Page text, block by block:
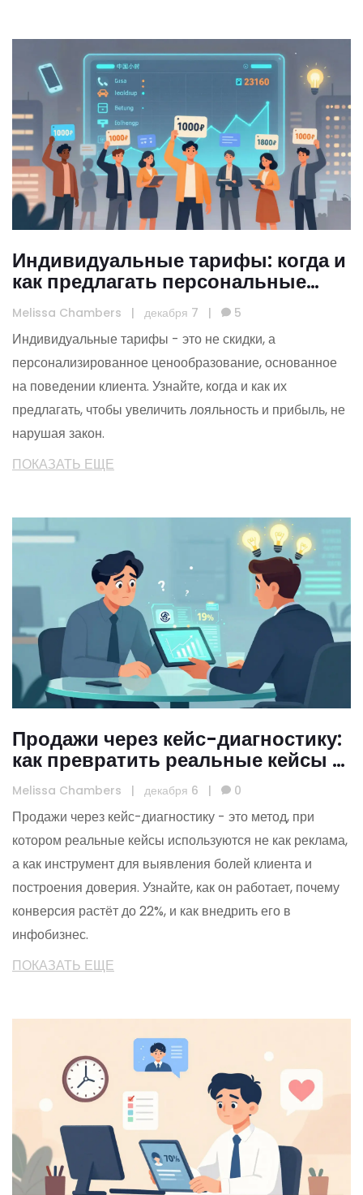
Индивидуальные тарифы: когда и
как предлагать персональные
условия клиентам
Melissa Chambers | декабря 7 | 5
Индивидуальные тарифы - это не скидки, а
персонализированное ценообразование, основанное
на поведении клиента. Узнайте, когда и как их
предлагать, чтобы увеличить лояльность и прибыль, не
нарушая закон.
ПОКАЗАТЬ ЕЩЕ
Продажи через кейс-диагностику:
как превратить реальные кейсы в
мощный инструмент для роста
доходов в инфобизнесе
Melissa Chambers | декабря 6 | 0
Продажи через кейс-диагностику - это метод, при
котором реальные кейсы используются не как реклама,
а как инструмент для выявления болей клиента и
построения доверия. Узнайте, как он работает, почему
конверсия растёт до 22%, и как внедрить его в
инфобизнес.
ПОКАЗАТЬ ЕЩЕ